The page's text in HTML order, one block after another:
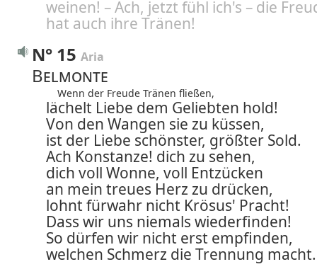
weinen! – Ach, jetzt fühl ich's – die
hat auch ihre Tränen!
N° 15 Aria
Belmonte
Wenn der Freude Tränen fließen,
lächelt Liebe dem Geliebten hold!
Von den Wangen sie zu küssen,
ist der Liebe schönster, größter Sold.
Ach Konstanze! dich zu sehen,
dich voll Wonne, voll Entzücken
an mein treues Herz zu drücken,
lohnt fürwahr nicht Krösus' Pracht!
Dass wir uns niemals wiederfinden!
So dürfen wir nicht erst empfinden,
welchen Schmerz die Trennung macht.